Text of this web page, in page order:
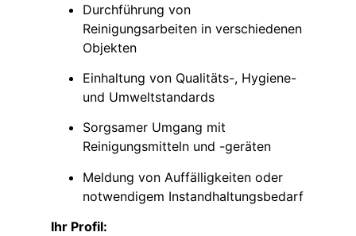
Durchführung von
Reinigungsarbeiten in verschiedenen
Objekten
Einhaltung von Qualitäts-, Hygiene-
und Umweltstandards
Sorgsamer Umgang mit
Reinigungsmitteln und -geräten
Meldung von Auffälligkeiten oder
notwendigem Instandhaltungsbedarf
Ihr Profil: